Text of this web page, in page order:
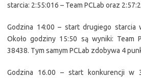
starcia: 2:55:016 – Team PCLab oraz
Godzina 14:00 – start drugiego starcia
Około godziny 15:50 są wyniki: Team
38438. Tym samym PCLab zdobywa 4
Godzina 16.00 – start konkurencji w